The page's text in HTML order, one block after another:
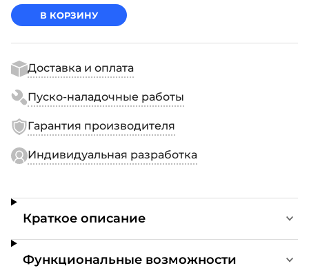
В КОРЗИНУ
Доставка и оплата
Пуско-наладочные работы
Гарантия производителя
Индивидуальная разработка
Краткое описание
Функциональные возможности